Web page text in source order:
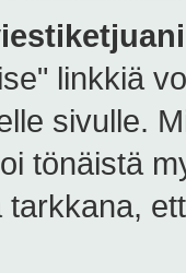
linkkiä
sivulle.
tönäistä